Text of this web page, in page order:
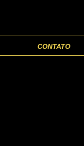
CONTATO